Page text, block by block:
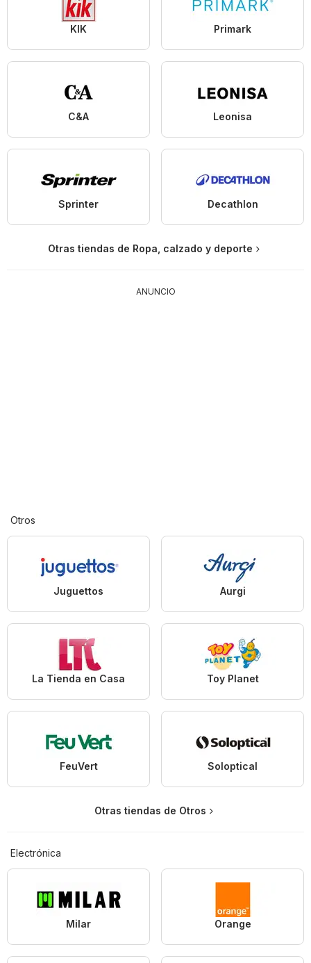
KIK Primark
C&A Leonisa
Sprinter Decathlon
Otras tiendas de Ropa, calzado y deporte
ANUNCIO
Otros
Juguettos Aurgi
La Tienda en Casa Toy Planet
FeuVert Soloptical
Otras tiendas de Otros
Electrónica
Milar Orange